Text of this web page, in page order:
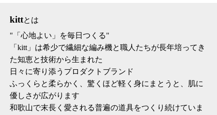
kittとは
"「心地よい」を毎日つくる"
「kitt」は希少で繊細な編み機と職人たちが長年培ってき
た知恵と技術から生まれた
日々に寄り添うプロダクトブランド
ふっくらと柔らかく、驚くほど軽く身にまとうと、肌に
優しさが広がります
和歌山で末長く愛される普遍の道具をつくり続けていま